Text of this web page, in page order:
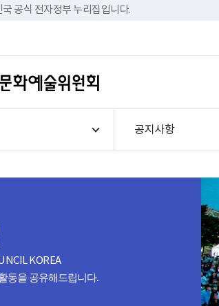
공식 전자정부 누리집입니다.
공지사항
KOREA
동을 공유해드립니다.